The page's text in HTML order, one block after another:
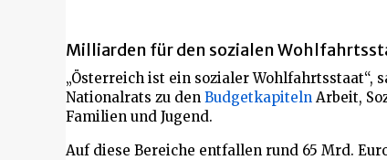
Milliarden für den sozialen
„Österreich ist ein sozialer Wohlfahrtsstaat“,
Nationalrats zu den Budgetkapiteln Arbeit,
Familien und Jugend.
Auf diese Bereiche entfallen rund 65 Mrd.